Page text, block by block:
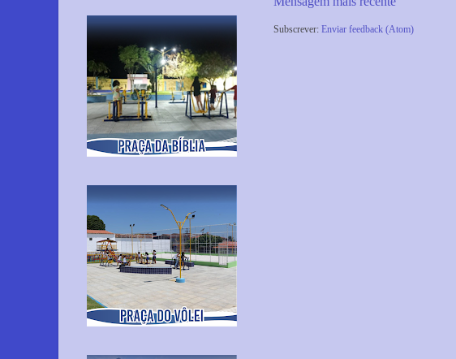
Subscrever: Enviar feedback (Atom)